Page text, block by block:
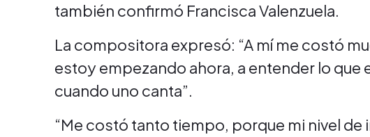
también confirmó Francisca Valenzuela.
La compositora expresó: “A mí me costó
estoy empezando ahora, a entender lo que
cuando uno canta”.
“Me costó tanto tiempo, porque mi nivel de